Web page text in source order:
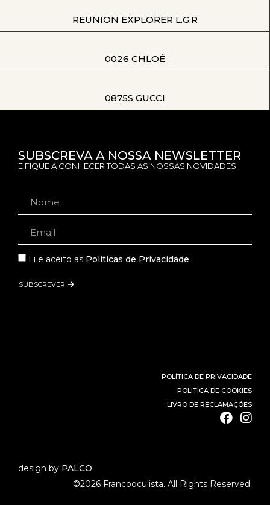
REUNION EXPLORER L.G.R
0026 CHLOÉ
0875S GUCCI
SUBSCREVA A NOSSA NEWSLETTER
E FIQUE A CONHECER TODAS AS NOSSAS NOVIDADES.
Li e aceito as Políticas de Privacidade
SUBSCREVER
POLÍTICA DE PRIVACIDADE
POLÍTICA DE COOKIES
LIVRO DE RECLAMAÇÕES
design by PALCO
©2026 Francooculista. All Rights Reserved.